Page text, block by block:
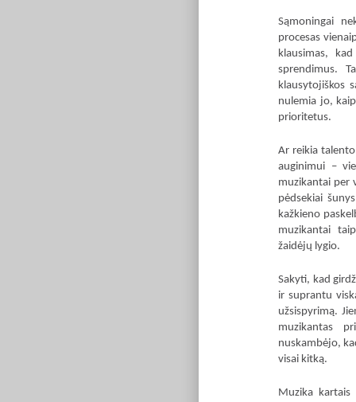
Sąmoningai
procesas
klausimas,
sprendimus.
klausytojiškos
nulemia jo,
prioritetus.
Ar reikia
auginimui –
muzikantai per
pėdsekiai
kažkieno
muzikantai
žaidėjų lygio.
Sakyti, kad
ir suprantu
užsispyrimą.
muzikantas
nuskambėjo,
visai kitką.
Muzika